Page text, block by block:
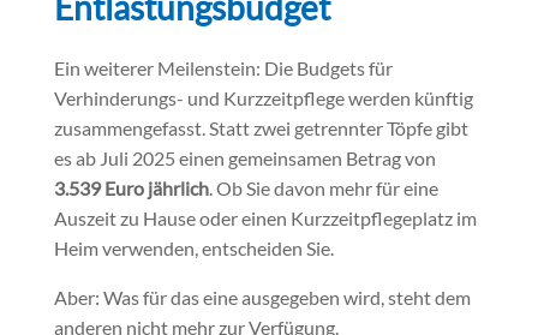
Ein weiterer Meilenstein: Die Budgets für
Verhinderungs- und Kurzzeitpflege werden künftig
zusammengefasst. Statt zwei getrennter Töpfe gibt
es ab Juli 2025 einen gemeinsamen Betrag von
3.539 Euro jährlich. Ob Sie davon mehr für eine
Auszeit zu Hause oder einen Kurzzeitpflegeplatz im
Heim verwenden, entscheiden Sie.
Aber: Was für das eine ausgegeben wird, steht dem
anderen nicht mehr zur Verfügung.